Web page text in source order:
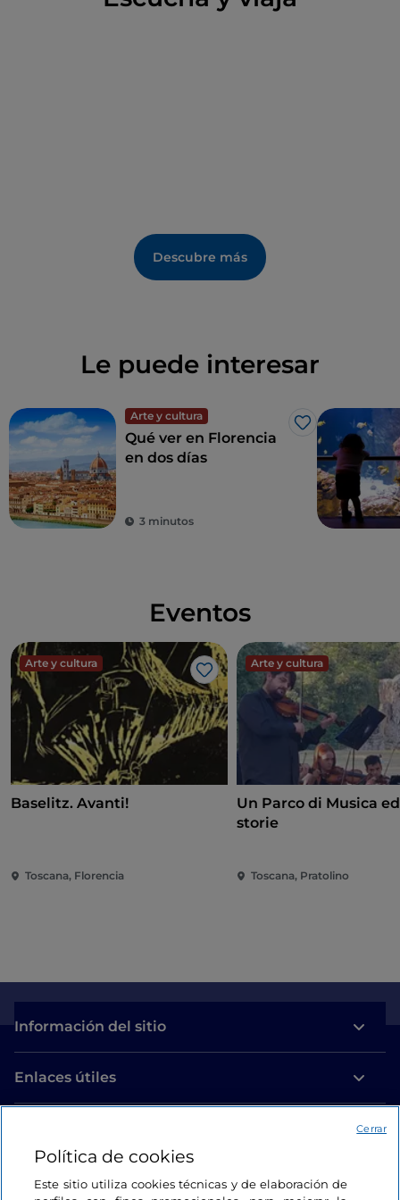
Descubre más
Le puede interesar
Arte y cultura
Me gusta
Qué ver en Florencia
en dos días
3 minutos
Eventos
Arte y cultura
Me gusta
Baselitz. Avanti!
Toscana, Florencia
Arte y cultura
Un Parco di Musica
storie
Toscana, Pratolino
Información del sitio
Enlaces útiles
Estamos en contacto
Política de cookies
Este sitio utiliza cookies técnicas y de elaboración de
Cerrar